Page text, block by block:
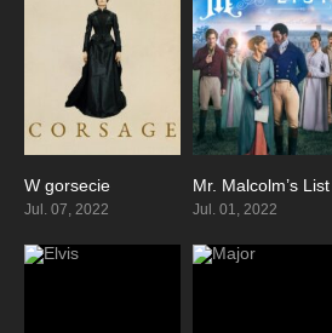
W gorsecie
Jul. 07, 2022
5.8
Mr. Malcolm’s List
Jul. 01, 2022